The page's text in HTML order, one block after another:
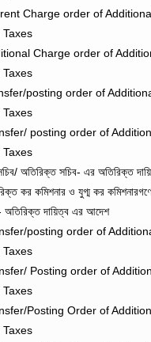
Charge order of
Charge order of
posting order of
posting order of
অতিরিক্ত সচিব- এর অতিরিক্ত
কর কমিশনার ও যুগ্ম কর
অতিরিক্ত দায়িত্ব এর আদেশ
posting order of
Posting order of
Posting Order of